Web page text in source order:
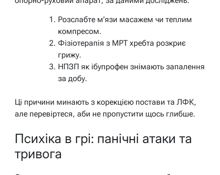
Розслабте м’язи масажем чи теплим
компресом.
Фізіотерапія з МРТ хребта розкриє
грижу.
НПЗП як ібупрофен знімають запалення
за добу.
Ці причини минають з корекцією постави та ЛФК,
але перевіртеся, аби не пропустити щось глибше.
Психіка в грі: панічні атаки та
тривога